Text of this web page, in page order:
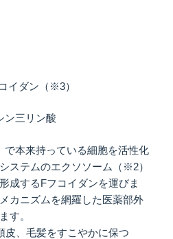
イダン（※3）
ン三リン酸
本来持っている細胞を活性化
ステムのエクソソーム（※2）
成するFフコイダンを運びま
カニズムを網羅した医薬部外
す。
、毛髪をすこやかに保つ